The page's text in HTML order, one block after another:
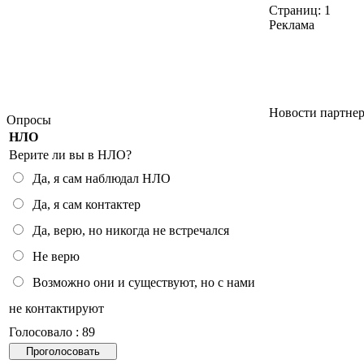
Опросы
НЛО
Верите ли вы в НЛО?
Да, я сам наблюдал НЛО
Да, я сам контактер
Да, верю, но никогда не встречался
Не верю
Возможно они и существуют, но с нами
не контактируют
Голосовало : 89
Страниц: 1
Реклама
Новости